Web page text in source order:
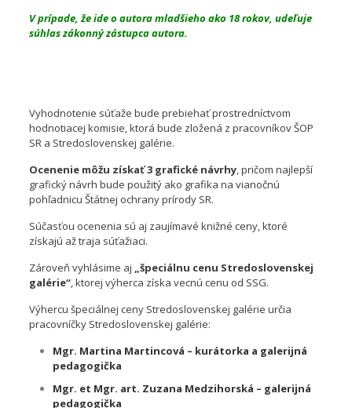
V prípade, že ide o autora mladšieho ako 18 rokov, udeľuje
súhlas zákonný zástupca autora.
Vyhodnotenie súťaže bude prebiehať prostredníctvom
hodnotiacej komisie, ktorá bude zložená z pracovníkov ŠOP
SR a Stredoslovenskej galérie.
Ocenenie môžu získať 3 grafické návrhy, pričom najlepší
grafický návrh bude použitý ako grafika na vianočnú
pohľadnicu Štátnej ochrany prírody SR.
Súčasťou ocenenia sú aj zaujímavé knižné ceny, ktoré
získajú až traja súťažiaci.
Zároveň vyhlásime aj „špeciálnu cenu Stredoslovenskej
galérie“, ktorej výherca získa vecnú cenu od SSG.
Výhercu špeciálnej ceny Stredoslovenskej galérie určia
pracovníčky Stredoslovenskej galérie:
Mgr. Martina Martincová – kurátorka a galerijná
pedagogička
Mgr. et Mgr. art. Zuzana Medzihorská – galerijná
pedagogička